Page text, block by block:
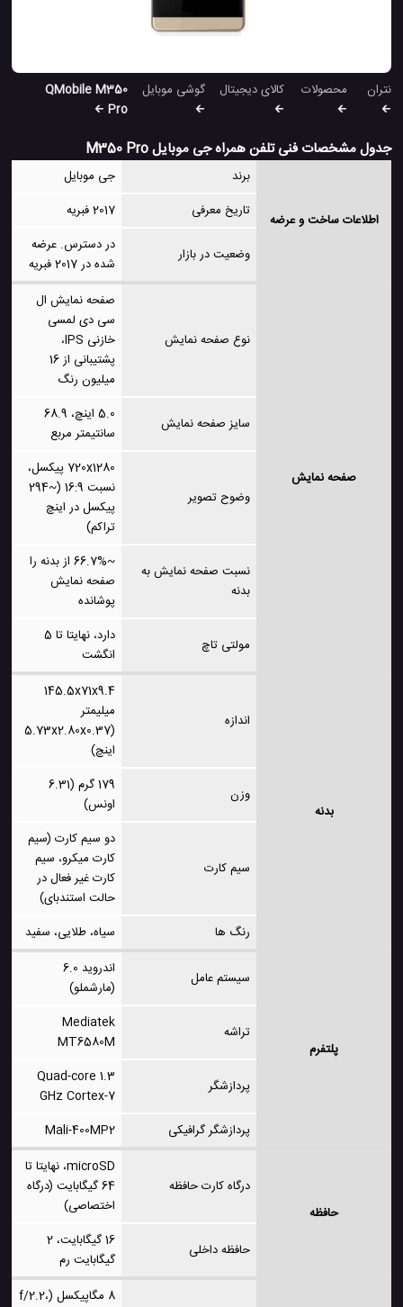
نتران محصولات کالای دیجیتال گوشی موبایل
QMobile M350
Pro
جدول مشخصات فنی تلفن همراه جی موبایل M350 Pro
اطلاعات ساخت و عرضه
برند
جی موبایل
تاریخ معرفی
2017 فبریه
وضعیت در بازار
در دسترس. عرضه
شده در 2017 فبریه
صفحه نمایش
نوع صفحه نمایش
صفحه نمایش ال
سی دی لمسی
خازنی IPS،
پشتیبانی از 16
میلیون رنگ
سایز صفحه نمایش
5.0 اینچ، 68.9
سانتیمتر مربع
وضوح تصویر
720x1280 پیکسل،
نسبت 16:9 (~294
پیکسل در اینچ
تراکم)
نسبت صفحه نمایش به
بدنه
~66.7% از بدنه را
صفحه نمایش
پوشانده
مولتی تاچ
دارد، نهایتا تا 5
انگشت
بدنه
اندازه
145.5x71x9.4
میلیمتر
(5.73x2.80x0.37
اینچ)
وزن
179 گرم (6.31
اونس)
سیم کارت
دو سیم کارت (سیم
کارت میکرو، سیم
کارت غیر فعال در
حالت استندبای)
رنگ ها
سیاه، طلایی، سفید
پلتفرم
سیستم عامل
اندروید 6.0
(مارشملو)
تراشه
Mediatek
MT6580M
پردازشگر
Quad-core 1.3
GHz Cortex-7
پردازشگر گرافیکی
Mali-400MP2
حافظه
درگاه کارت حافظه
microSD، نهایتا تا
64 گیگابایت (درگاه
اختصاصی)
حافظه داخلی
16 گیگابایت، 2
گیگابایت رم
8 مگاپیکسل (f/2.2،